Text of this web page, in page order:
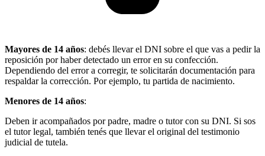
Mayores de 14 años: debés llevar el DNI sobre el que vas a pedir la
reposición por haber detectado un error en su confección.
Dependiendo del error a corregir, te solicitarán documentación para
respaldar la corrección. Por ejemplo, tu partida de nacimiento.
Menores de 14 años:
Deben ir acompañados por padre, madre o tutor con su DNI. Si sos
el tutor legal, también tenés que llevar el original del testimonio
judicial de tutela.